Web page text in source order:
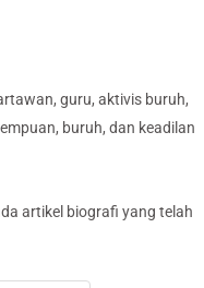
guru, aktivis buruh,
buruh, dan keadilan
artikel biografi yang telah